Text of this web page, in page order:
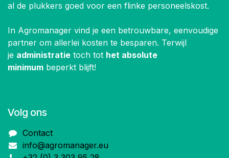
al de plukkers goed voor een flinke personeelskost.
In Agromanager vind je een betrouwbare, eenvoudige
partner om allerlei kosten te besparen. Terwijl
je administratie toch tot het absolute
minimum beperkt blijft!
Volg ons
Contact
info@agromanager.eu